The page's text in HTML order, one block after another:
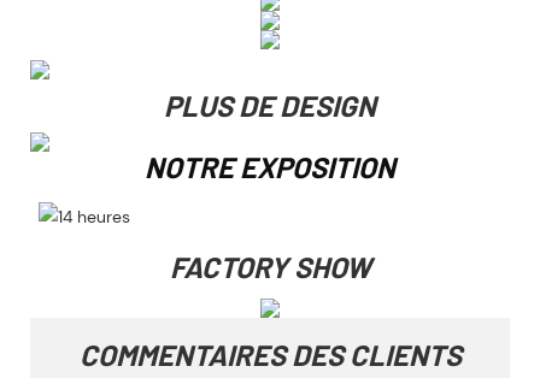
PLUS DE DESIGN
NOTRE EXPOSITION
FACTORY SHOW
COMMENTAIRES DES CLIENTS